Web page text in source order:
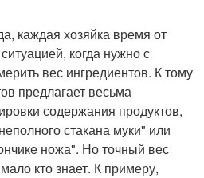
каждая хозяйка время от
когда нужно с
вес ингредиентов. К тому
предлагает весьма
содержания продуктов,
стакана муки" или
ножа". Но точный вес
кто знает. К примеру,